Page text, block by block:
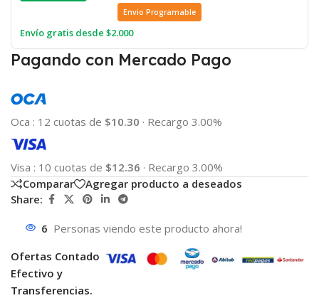
Envio Programable
Envío gratis desde $2.000
Pagando con Mercado Pago
Oca : 12 cuotas de $10.30 · Recargo 3.00%
Visa : 10 cuotas de $12.36 · Recargo 3.00%
Comparar
Agregar producto a deseados
Share:
6 Personas viendo este producto ahora!
Ofertas Contado
Efectivo y
Transferencias.